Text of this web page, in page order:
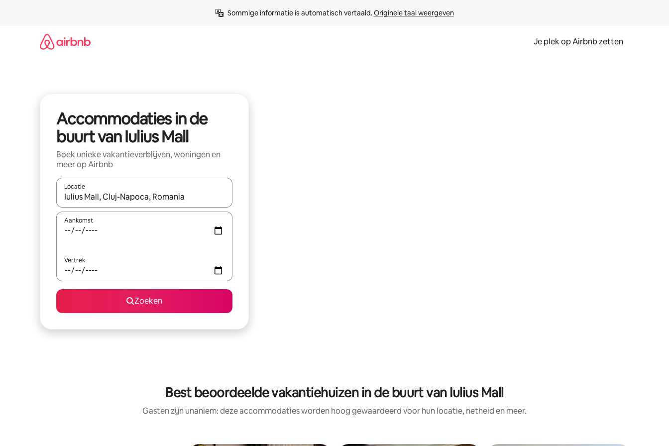
Sommige informatie is automatisch vertaald. Originele taal weergeven
Je plek op Airbnb zetten
Accommodaties in de
buurt van Iulius Mall
Boek unieke vakantieverblijven, woningen en
meer op Airbnb
Locatie
Wanneer er resultaten beschikbaar zijn, maak je een keuze met je de pijltjestoetsen omhoog en omlaag, óf door te tikken of swipen.
Aankomst
Vertrek
Zoeken
Best beoordeelde vakantiehuizen in de buurt van Iulius Mall
Gasten zijn unaniem: deze accommodaties worden hoog gewaardeerd voor hun locatie, netheid en meer.